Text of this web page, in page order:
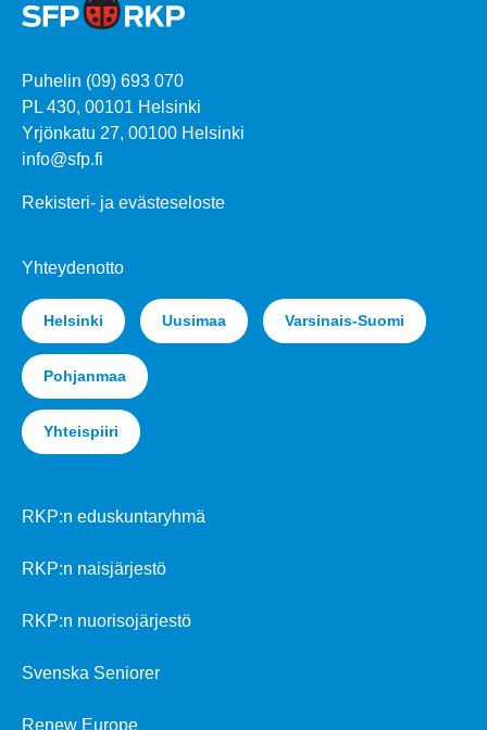
Puhelin (09) 693 070
PL 430, 00101 Helsinki
Yrjönkatu 27, 00100 Helsinki
info@sfp.fi
Rekisteri- ja evästeseloste
Yhteydenotto
Helsinki Uusimaa Varsinais-Suomi
Pohjanmaa
Yhteispiiri
RKP:n eduskuntaryhmä
RKP:n naisjärjestö
RKP:n nuorisojärjestö
Svenska Seniorer
Renew Europe